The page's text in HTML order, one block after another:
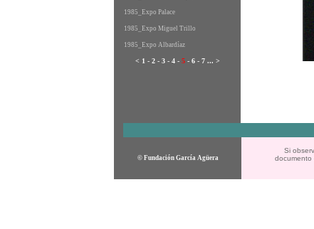
1985_Expo Palace
1985_Expo Miguel Trillo
1985_Expo Albardíaz
< 1 - 2- 3- 4- 5- 6- 7... >
© Fundación García Agüera
Si
documento